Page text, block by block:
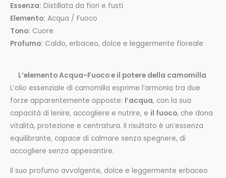
Essenza: Distillata da fiori e fusti
Elemento: Acqua / Fuoco
Tono: Cuore
Profumo: Caldo, erbaceo, dolce e leggermente floreale
L’elemento Acqua-Fuoco e il potere della camomilla
L’olio essenziale di camomilla esprime l’armonia tra due
forze apparentemente opposte: l’acqua, con la sua
capacità di lenire, accogliere e nutrire, e il fuoco, che dona
vitalità, protezione e centratura. Il risultato è un’essenza
equilibrante, capace di calmare senza spegnere, di
accogliere senza appesantire.
Il suo profumo avvolgente, dolce e leggermente erbaceo